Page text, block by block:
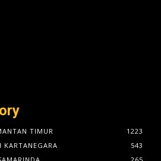
TIMUR
1223
KARTANEGARA
543